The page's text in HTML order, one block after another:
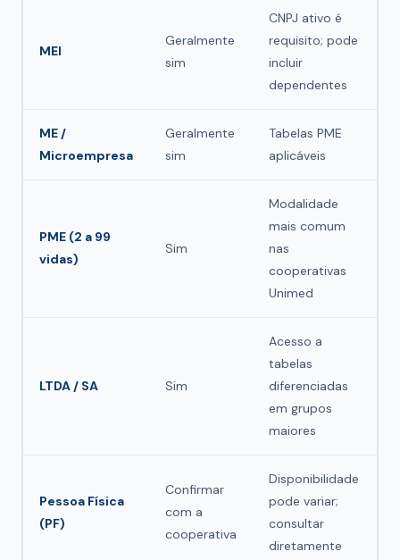
MEI
Geralmente
sim
CNPJ ativo é
requisito; pode
incluir
dependentes
ME /
Microempresa
Geralmente
sim
Tabelas PME
aplicáveis
PME (2 a 99
vidas)
Sim
Modalidade
mais comum
nas
cooperativas
Unimed
LTDA / SA Sim
Acesso a
tabelas
diferenciadas
em grupos
maiores
Pessoa Física
(PF)
Confirmar
com a
cooperativa
Disponibilidade
pode variar;
consultar
diretamente